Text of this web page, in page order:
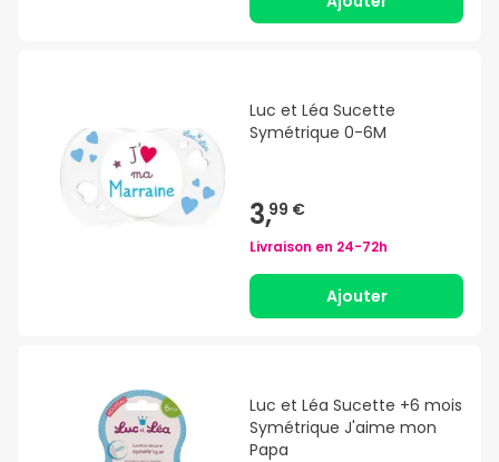
Luc et Léa Sucette
Symétrique 0-6M
3,99 €
Livraison en 24-72h
Ajouter
Luc et Léa Sucette +6 mois
Symétrique J'aime mon
Papa